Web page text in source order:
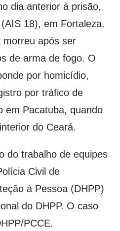
dia anterior à prisão,
18), em Fortaleza.
morreu após ser
de arma de fogo. O
por homicídio,
por tráfico de
em Pacatuba, quando
do Ceará.
do trabalho de equipes
Civil de
à Pessoa (DHPP)
do DHPP. O caso
PCCE.